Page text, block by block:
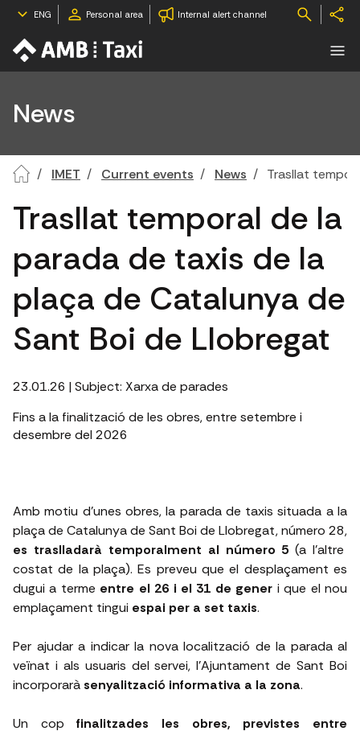
ENG Personal area Internal alert channel
News
IMET Current events News Trasllat
Trasllat temporal de la
parada de taxis de la
plaça de Catalunya de
Sant Boi de Llobregat
23.01.26 | Subject: Xarxa de parades
Fins a la finalització de les obres, entre setembre i
desembre del 2026
Amb motiu d’unes obres, la parada de taxis situada a la
plaça de Catalunya de Sant Boi de Llobregat, número 28,
es traslladarà temporalment al número 5(a l'altre
costat de la plaça). Es preveu que el desplaçament es
dugui a terme entre el 26 i el 31 de gener i que el nou
emplaçament tingui espai per a set taxis.
Per ajudar a indicar la nova localització de la parada al
veïnat i als usuaris del servei, l'Ajuntament de Sant Boi
incorporarà senyalització informativa a la zona.
Un copfinalitzades les obres, previstes entre